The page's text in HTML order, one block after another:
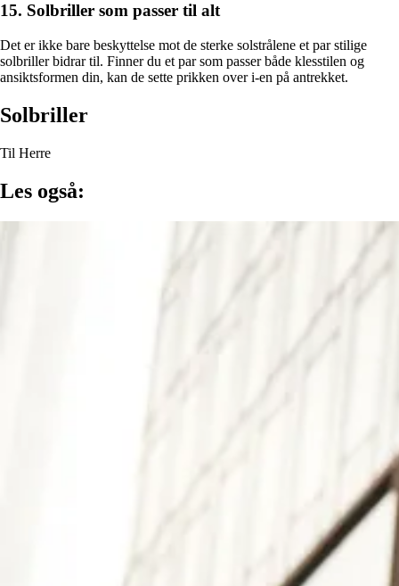
15. Solbriller som passer til alt
Det er ikke bare beskyttelse mot de sterke solstrålene et par stilige
solbriller bidrar til. Finner du et par som passer både klesstilen og
ansiktsformen din, kan de sette prikken over i-en på antrekket.
Solbriller
Til Herre
Les også: